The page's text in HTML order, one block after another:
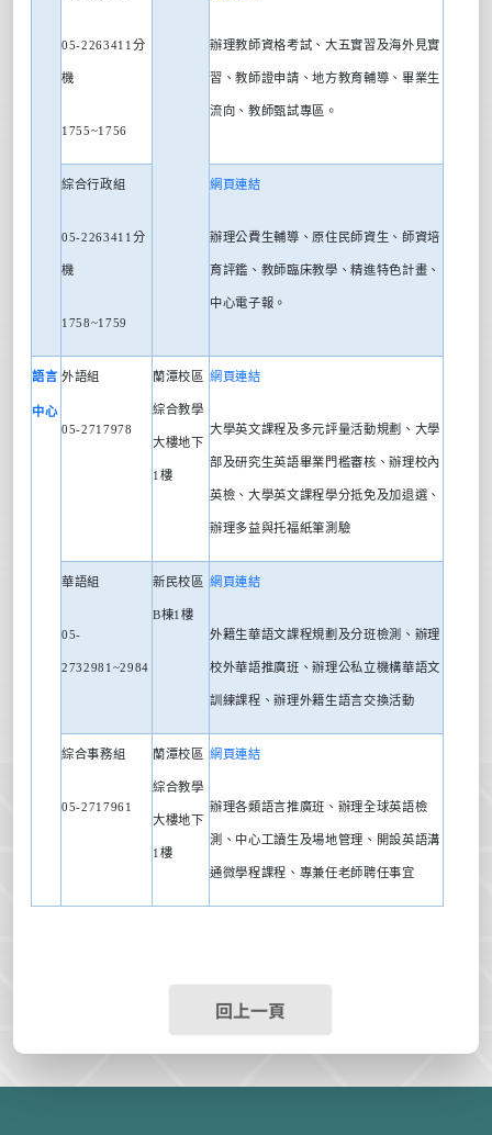
05-2263411 分
機
1755~1756
辦理教師資格考試、大五實習及海外見實
習、教師證申請、地方教育輔導、畢業生
流向、教師甄試專區。
綜合行政組
05-2263411 分
機
1758~1759
網頁連結
辦理公費生輔導、原住民師資生、師資培
育評鑑、教師臨床教學、精進特色計畫、
中心電子報。
語言
中心
外語組
05-2717978
蘭潭校區
綜合教學
大樓地下
1 樓
網頁連結
大學英文課程及多元評量活動規劃、大學
部及研究生英語畢業門檻審核、辦理校內
英檢、大學英文課程學分抵免及加退選、
辦理多益與托福紙筆測驗
華語組
05-
2732981~2984
新民校區
B棟1樓
網頁連結
外籍生華語文課程規劃及分班檢測、辦理
校外華語推廣班、辦理公私立機構華語文
訓練課程、辦理外籍生語言交換活動
綜合事務組
05-2717961
蘭潭校區
綜合教學
大樓地下
1 樓
網頁連結
辦理各類語言推廣班、辦理全球英語檢
測、中心工讀生及場地管理、開設英語溝
通微學程課程、專兼任老師聘任事宜
回上一頁